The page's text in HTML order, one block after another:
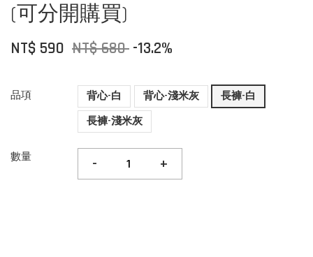
(可分開購買)
NT$ 590 NT$ 680 -13.2%
品項 背心-白 背心-淺米灰
長褲-白
長褲-淺米灰
數量 - +